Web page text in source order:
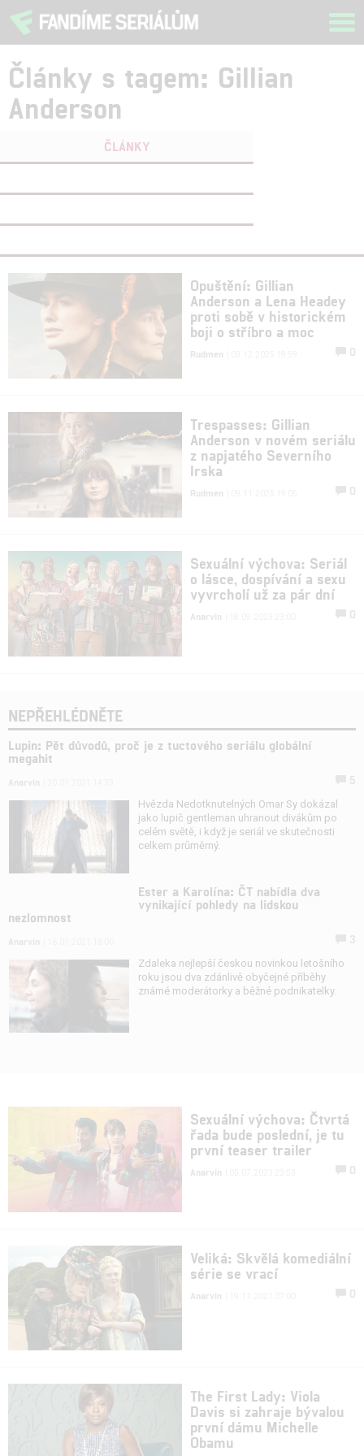
Články s tagem: Gillian
Anderson
ČLÁNKY
Opuštění: Gillian
Anderson a Lena Headey
proti sobě v historickém
boji o stříbro a moc
Rudmen 0
Trespasses: Gillian
Anderson v novém seriálu
z napjatého Severního
Irska
Rudmen 0
Sexuální výchova: Seriál
o lásce, dospívání a sexu
vyvrcholí už za pár dní
Anarvin 0
NEPŘEHLÉDNĚTE
Lupin: Pět důvodů, proč je z tuctového seriálu globální
megahit
Hvězda Nedotknutelných Omar Sy dokázal
jako lupič gentleman uhranout divákům po
celém světě, i když je seriál ve skutečnosti
celkem průměrný.
Ester a Karolína: ČT nabídla dva
vynikající pohledy na lidskou
nezlomnost
Zdaleka nejlepší českou novinkou letošního
roku jsou dva zdánlivě obyčejné příběhy
známé moderátorky a běžné podnikatelky.
Sexuální výchova: Čtvrtá
řada bude poslední, je tu
první teaser trailer
Anarvin 0
Veliká: Skvělá komediální
série se vrací
Anarvin 0
The First Lady: Viola
Davis si zahraje bývalou
první dámu Michelle
Obamu